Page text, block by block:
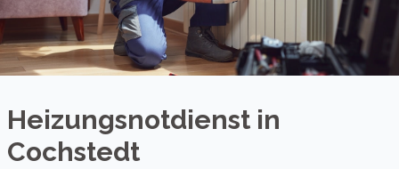
Heizungsnotdienst in
Cochstedt